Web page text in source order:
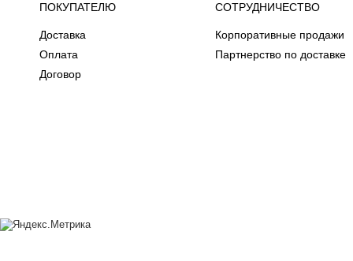
ПОКУПАТЕЛЮ
Доставка
Оплата
Договор
СОТРУДНИЧЕСТВО
Корпоративные продажи
Партнерство по доставке